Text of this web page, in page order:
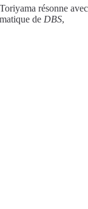
résonne avec
de DBS,